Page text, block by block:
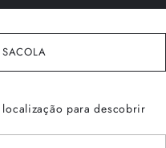
localização para descobrir